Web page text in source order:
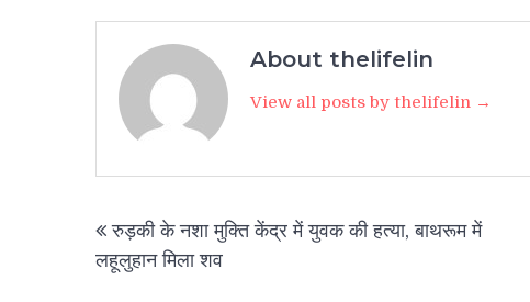
About thelifelin
View all posts by thelifelin →
Post
navigation
रुड़की के नशा मुक्ति केंद्र में युवक की हत्या, बाथरूम में
लहूलुहान मिला शव